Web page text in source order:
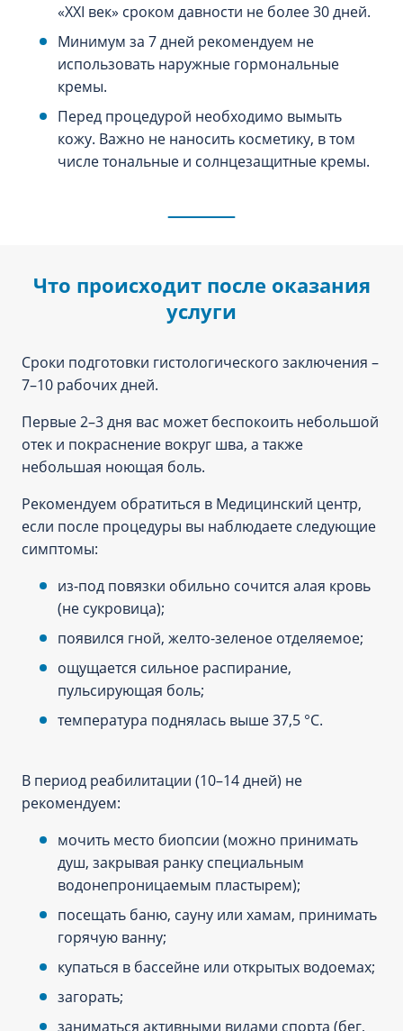
«XXI век» сроком давности не более 30 дней.
Минимум за 7 дней рекомендуем не
использовать наружные гормональные
кремы.
Перед процедурой необходимо вымыть
кожу. Важно не наносить косметику, в том
числе тональные и солнцезащитные кремы.
Что происходит после оказания
услуги
Сроки подготовки гистологического заключения –
7–10 рабочих дней.
Первые 2–3 дня вас может беспокоить небольшой
отек и покраснение вокруг шва, а также
небольшая ноющая боль.
Рекомендуем обратиться в Медицинский центр,
если после процедуры вы наблюдаете следующие
симптомы:
из-под повязки обильно сочится алая кровь
(не сукровица);
появился гной, желто-зеленое отделяемое;
ощущается сильное распирание,
пульсирующая боль;
температура поднялась выше 37,5 °C.
В период реабилитации (10–14 дней) не
рекомендуем:
мочить место биопсии (можно принимать
душ, закрывая ранку специальным
водонепроницаемым пластырем);
посещать баню, сауну или хамам, принимать
горячую ванну;
купаться в бассейне или открытых водоемах;
загорать;
заниматься активными видами спорта (бег,